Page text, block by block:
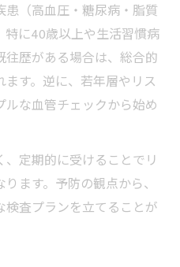
（高血圧・糖尿病・脂質
に40歳以上や生活習慣病
歴がある場合は、総合的
す。逆に、若年層やリス
な血管チェックから始め
定期的に受けることでリ
ます。予防の観点から、
査プランを立てることが